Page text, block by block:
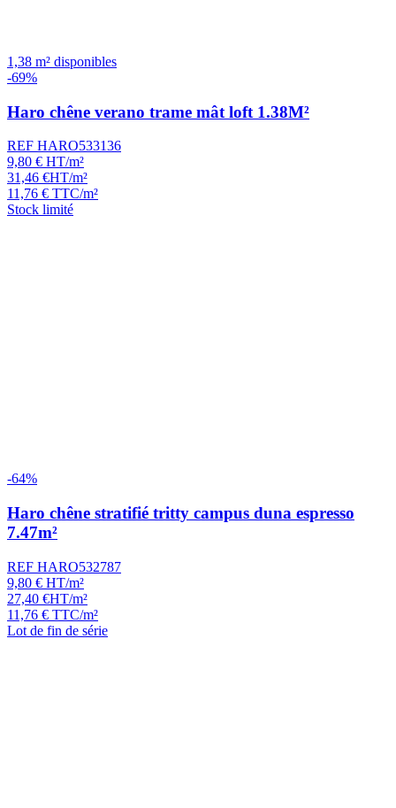
1,38 m² disponibles
-69%
Haro chêne verano trame mât loft 1.38M²
REF HARO533136
9,80 € HT/m²
31,46 €HT/m²
11,76 € TTC/m²
Stock limité
-64%
Haro chêne stratifié tritty campus duna espresso
7.47m²
REF HARO532787
9,80 € HT/m²
27,40 €HT/m²
11,76 € TTC/m²
Lot de fin de série